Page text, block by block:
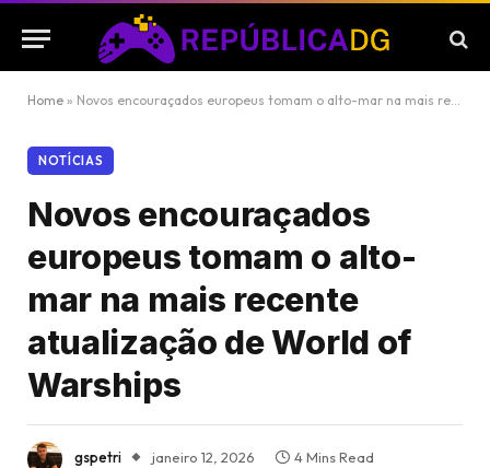
Home » Novos encouraçados europeus tomam o alto-mar na mais recente atualização de World of Warships
NOTÍCIAS
Novos encouraçados
europeus tomam o alto-
mar na mais recente
atualização de World of
Warships
gspetri janeiro 12, 2026
4 Mins Read